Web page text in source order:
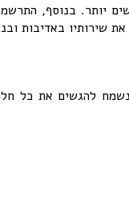
יותר. בנוסף,
שירותיו באדיבות
להגשים את כל